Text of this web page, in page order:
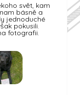
svět, kam
básně a
jednoduché
pokusili.
fotografii.